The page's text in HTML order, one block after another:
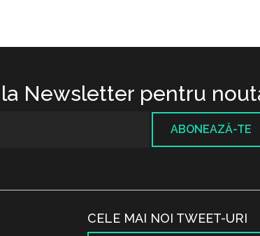
Newsletter pentru
ABONEAZĂ-TE
CELE MAI NOI TWEET-URI